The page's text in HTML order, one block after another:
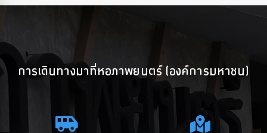
การเดินทางมาที่หอภาพยนตร์ (องค์การมหาชน)